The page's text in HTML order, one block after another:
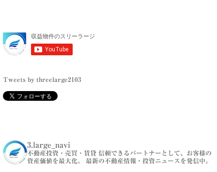
Tweets by threelarge2103
3.large_navi
不動産投資・売買・賃貸 信頼できるパートナーとして、お客様の
資産価値を最大化。
最新の不動産情報・投資ニュースを発信中。